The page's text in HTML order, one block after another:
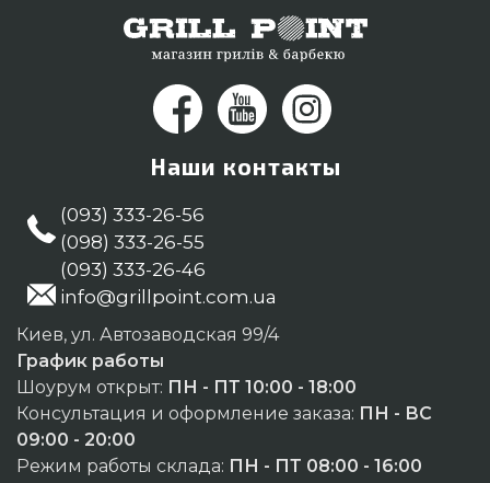
Наши контакты
(093) 333-26-56
(098) 333-26-55
(093) 333-26-46
info@grillpoint.com.ua
Киев, ул. Автозаводская 99/4
График работы
Шоурум открыт: ПН - ПТ 10:00 - 18:00
Консультация и оформление заказа: ПН - ВС
09:00 - 20:00
Режим работы склада: ПН - ПТ 08:00 - 16:00